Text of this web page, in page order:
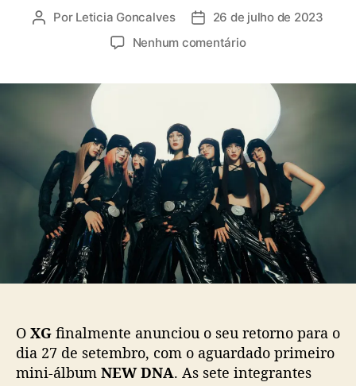
A
r
s
t
Por Leticia Goncalves
D
d
u
b
l
i
c
a
ç
ã
o
26 de julho de 2023
Nenhum comentárioe
D
N
”
:
X
G
a
n
c
i
a
O XG finalmente anunciou o seu retorno para o
dia 27 de setembro, com o aguardado primeiro
mini-álbum NEW DNA. As sete integrantes